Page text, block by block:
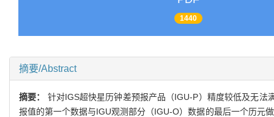
1440
摘要/Abstract
摘要： 针对IGS超快星历钟差预报产品（IGU-P）精度较低及无
报值的第一个数据与IGU观测部分（IGU-O）数据的最后一个历元